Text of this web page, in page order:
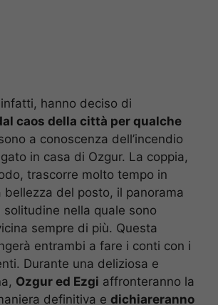
hanno deciso di
caos della città per qualche
a conoscenza dell’incendio
in casa di Ozgur. La coppia,
trascorre molto tempo in
bellezza del posto, il panorama
nella quale sono
sempre di più. Questa
entrambi a fare i conti con i
Durante una deliziosa e
Ozgur ed Ezgi affronteranno la
definitiva e dichiareranno